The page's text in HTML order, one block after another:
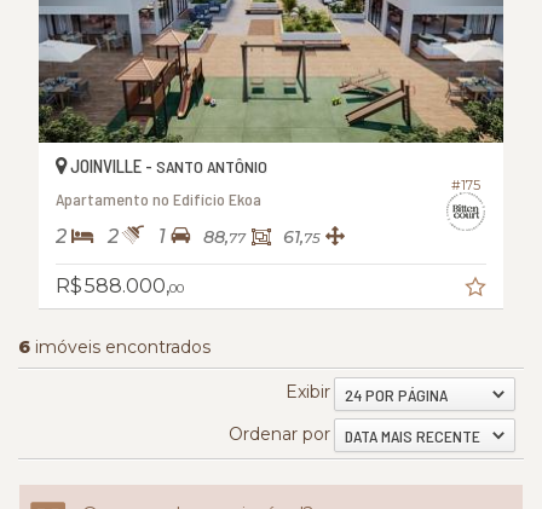
#175
JOINVILLE - SANTO ANTÔNIO
Apartamento no Edifício Ekoa
2 2 1 88,77 61,75
R$ 588.000,00
6 imóveis encontrados
Exibir 24 POR PÁGINA
Ordenar por DATA MAIS RECENTE